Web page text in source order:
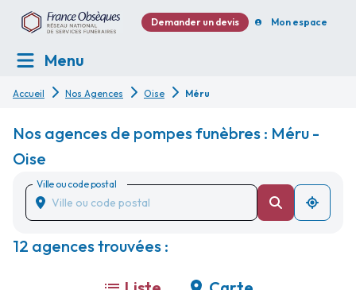
Demander un devis Mon espace
Menu
Accueil Nos Agences Oise Méru
Nos agences de pompes funèbres : Méru -
Oise
Ville ou code postal
12 agences trouvées :